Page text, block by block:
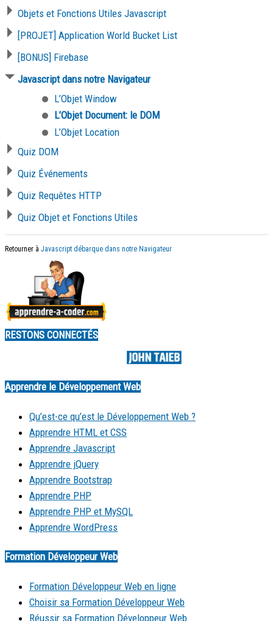
Objets et Fonctions Utiles Javascript
[PROJET] Application World Bucket List
[BONUS] Firebase
Javascript dans notre Navigateur
L’Objet Window
L’Objet Document: le DOM
L’Objet Location
Quiz DOM
Quiz Événements
Quiz Requêtes HTTP
Quiz Objet et Fonctions Utiles
Retourner à Javascript débarque dans notre Navigateur
RESTONS CONNECTÉS
Apprendre le Développement Web
Qu’est-ce qu’est le Développement Web ?
Apprendre HTML et CSS
Apprendre Javascript
Apprendre jQuery
Apprendre Bootstrap
Apprendre PHP
Apprendre PHP et MySQL
Apprendre WordPress
Formation Développeur Web
Formation Développeur Web en ligne
Choisir sa Formation Développeur Web
Réussir sa Formation Développeur Web